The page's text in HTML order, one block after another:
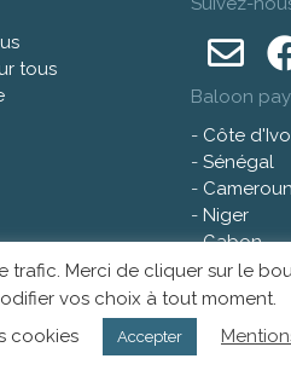
tous
Baloon
- Côte
- Sénégal
- Cameroun
- Niger
-Gabon
de confidentialité| © 2026 - Tous droits
Merci de cliquer sur le
vos choix à tout moment.
cookies
Accepter